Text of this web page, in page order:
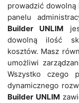
prowadzić
panelu
Builder UNLIM
dowolną ilość
kosztów. Masz
umożliwi
Wszystko czego
dynamicznego
Builder UNLIM